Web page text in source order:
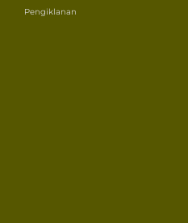
Pengiklanan